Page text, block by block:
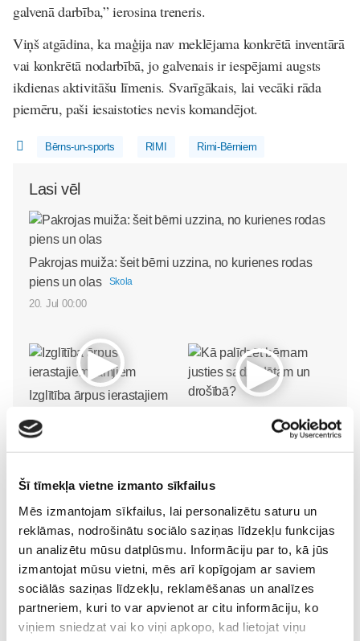
Šī tīmekļa vietne izmanto sīkfailus
Mēs izmantojam sīkfailus, lai personalizētu saturu un
reklāmas, nodrošinātu sociālo saziņas līdzekļu funkcijas
un analizētu mūsu datplūsmu. Informāciju par to, kā jūs
izmantojat mūsu vietni, mēs arī kopīgojam ar saviem
sociālās saziņas līdzekļu, reklamēšanas un analīzes
partneriem, kuri to var apvienot ar citu informāciju, ko
viņiem sniedzat vai ko viņi apkopo, kad lietojat viņu
galvenā darbība,” ierosina treneris.
Viņš atgādina, ka maģija nav meklējama konkrētā inventārā
vai konkrētā nodarbībā, jo galvenais ir iespējami augsts
ikdienas aktivitāšu līmenis. Svarīgākais, lai vecāki rāda
piemēru, paši iesaistoties nevis komandējot.
Bērns-un-sports RIMI Rimi-Bērniem
Lasi vēl
Pakrojas muiža: šeit bērni uzzina, no kurienes rodas
piens un olas
Skola
20. Jul 00:00
Izglītība ārpus ierastajiem
30. May 09:55
justies sadzirdētam un
drošībā?
Skola